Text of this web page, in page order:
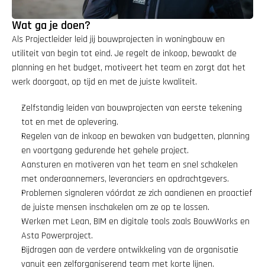
Wat ga je doen?
Als Projectleider leid jij bouwprojecten in woningbouw en
utiliteit van begin tot eind. Je regelt de inkoop, bewaakt de
planning en het budget, motiveert het team en zorgt dat het
werk doorgaat, op tijd en met de juiste kwaliteit.
Zelfstandig leiden van bouwprojecten van eerste tekening
tot en met de oplevering.
Regelen van de inkoop en bewaken van budgetten, planning
en voortgang gedurende het gehele project.
Aansturen en motiveren van het team en snel schakelen
met onderaannemers, leveranciers en opdrachtgevers.
Problemen signaleren vóórdat ze zich aandienen en proactief
de juiste mensen inschakelen om ze op te lossen.
Werken met Lean, BIM en digitale tools zoals BouwWorks en
Asta Powerproject.
Bijdragen aan de verdere ontwikkeling van de organisatie
vanuit een zelforganiserend team met korte lijnen.